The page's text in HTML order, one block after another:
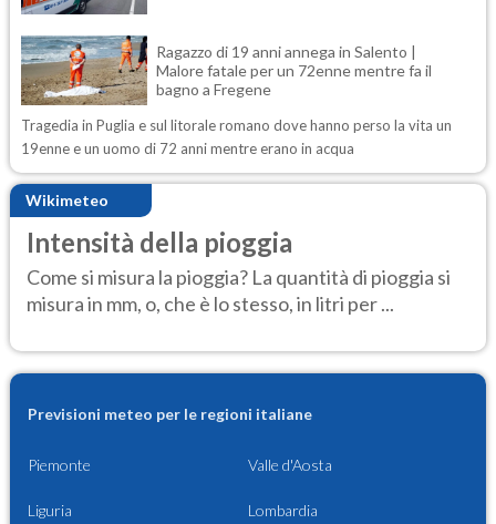
Ragazzo di 19 anni annega in Salento |
Malore fatale per un 72enne mentre fa il
bagno a Fregene
Tragedia in Puglia e sul litorale romano dove hanno perso la vita un
19enne e un uomo di 72 anni mentre erano in acqua
Wikimeteo
Intensità della pioggia
Come si misura la pioggia? La quantità di pioggia si
misura in mm, o, che è lo stesso, in litri per ...
Previsioni meteo per le regioni italiane
Piemonte Valle d'Aosta
Liguria Lombardia